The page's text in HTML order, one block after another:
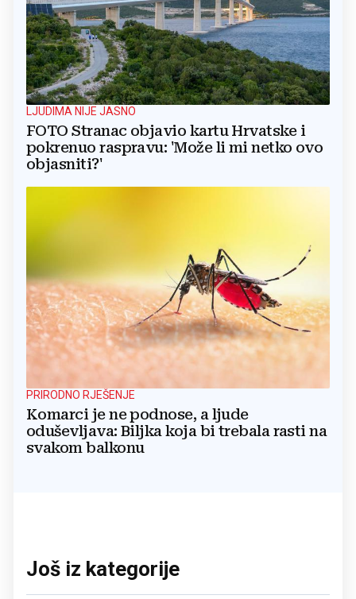
LJUDIMA NIJE JASNO
FOTO Stranac objavio kartu Hrvatske i
pokrenuo raspravu: 'Može li mi netko ovo
objasniti?'
PRIRODNO RJEŠENJE
Komarci je ne podnose, a ljude
oduševljava: Biljka koja bi trebala rasti na
svakom balkonu
Još iz kategorije